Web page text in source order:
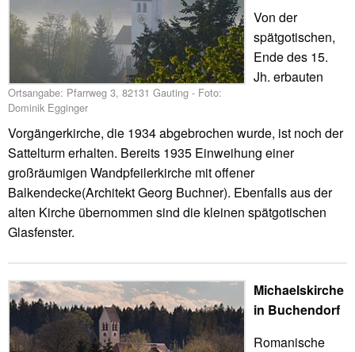
Ortsangabe: Pfarrweg 3, 82131 Gauting - Foto:
Dominik Egginger
Von der
spätgotischen,
Ende des 15.
Jh. erbauten
Vorgängerkirche, die 1934 abgebrochen wurde, ist noch der
Sattelturm erhalten. Bereits 1935 Einweihung einer
großräumigen Wandpfeilerkirche mit offener
Balkendecke(Architekt Georg Buchner). Ebenfalls aus der
alten Kirche übernommen sind die kleinen spätgotischen
Glasfenster.
Michaelskirche
in Buchendorf
Romanische